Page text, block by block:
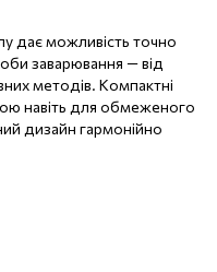
дає можливість точно
заварювання — від
методів. Компактні
навіть для обмеженого
дизайн гармонійно